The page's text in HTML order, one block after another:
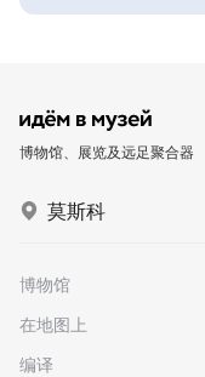
博物馆、展览及远足聚合器
莫斯科
博物馆
在地图上
编译